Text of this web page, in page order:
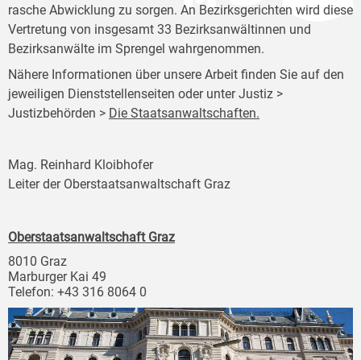
rasche Abwicklung zu sorgen. An Bezirksgerichten wird diese
Vertretung von insgesamt 33 Bezirksanwältinnen und
Bezirksanwälte im Sprengel wahrgenommen.
Nähere Informationen über unsere Arbeit finden Sie auf den
jeweiligen Dienststellenseiten oder unter Justiz >
Justizbehörden > Die Staatsanwaltschaften.
Mag. Reinhard Kloibhofer
Leiter der Oberstaatsanwaltschaft Graz
Oberstaatsanwaltschaft Graz
8010 Graz
Marburger Kai 49
Telefon: +43 316 8064 0